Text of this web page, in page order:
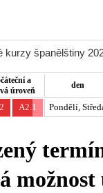
kurzy španělštiny
a
úroveň
den
A2.1 Pondělí,